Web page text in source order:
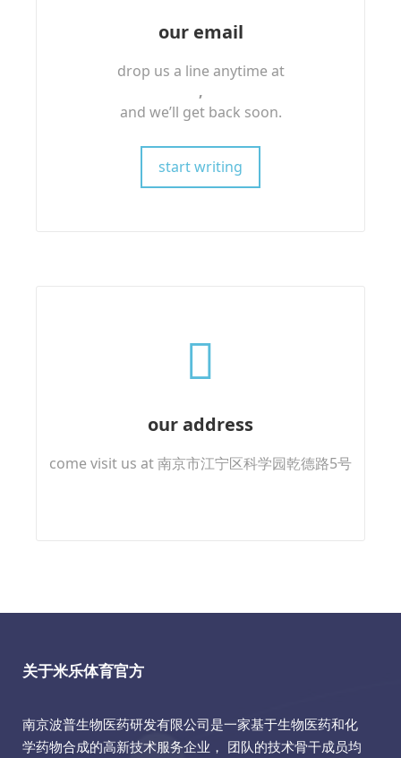
our email
drop us a line anytime at
,
and we’ll get back soon.
start writing
our address
come visit us at 南京市江宁区科学园乾德路5号
关于米乐体育官方
南京波普生物医药研发有限公司是一家基于生物医药和化
学药物合成的高新技术服务企业， 团队的技术骨干成员均